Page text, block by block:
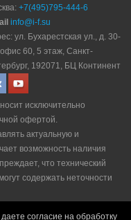
+7(495)795-444-6
info@i-f.su
ул. Бухарестская ул., д. 30-
60, 5 этаж, Санкт-
192071, БЦ Континент
исключительно
офертой.
актуальную и
возможность наличия
что технический
содержать неточности
согласие на обработку